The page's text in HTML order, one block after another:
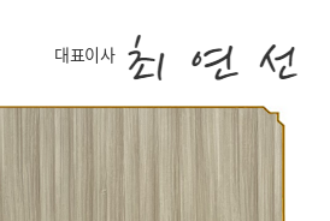
대표이사